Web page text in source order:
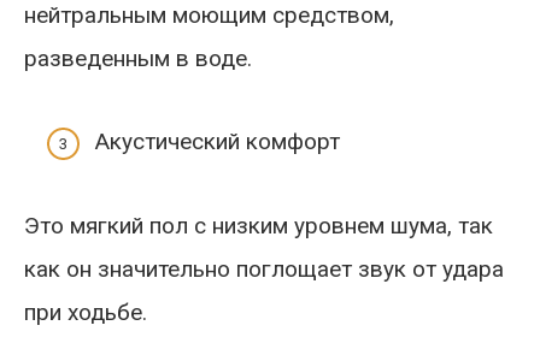
нейтральным моющим средством,
разведенным в воде.
Акустический комфорт
Это мягкий пол с низким уровнем шума, так
как он значительно поглощает звук от удара
при ходьбе.